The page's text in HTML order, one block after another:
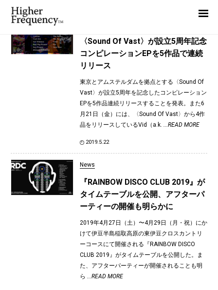
TAG: San Proper
〈Sound Of Vast〉が設⽴5周年記念
コンピレーションEPを5作品で連続
リリース
東京とアムステルダムを拠点とする〈Sound Of
Vast〉が設⽴5周年を記念したコンピレーション
EPを5作品連続リリースすることを発表。また6
月21日（金）には、〈Sound Of Vast〉から4作
品をリリースしているVid（a.k. ...READ MORE
2019.5.22
News
『RAINBOW DISCO CLUB 2019』が
タイムテーブルを公開、アフターパ
ーティーの開催も明らかに
2019年4月27日（土）〜4月29日（月・祝）にか
けて伊豆半島稲取高原の東伊豆クロスカントリ
ーコースにて開催される『RAINBOW DISCO
CLUB 2019』がタイムテーブルを公開した。ま
た、アフターパーティーが開催されることも明
ら ...READ MORE
News
Interview
Report